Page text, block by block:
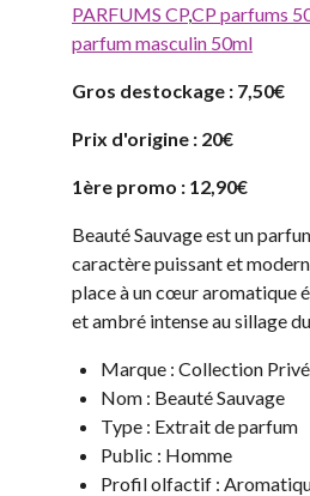
PARFUMS CP,CP parfums
parfum masculin 50ml
Gros destockage : 7,50€
Prix d'origine : 20€
1ère promo : 12,90€
Beauté Sauvage est un
caractère puissant et
place à un cœur aromatique
et ambré intense au sillage
Marque : Collection
Nom : Beauté Sauvage
Type : Extrait de parfum
Public : Homme
Profil olfactif :